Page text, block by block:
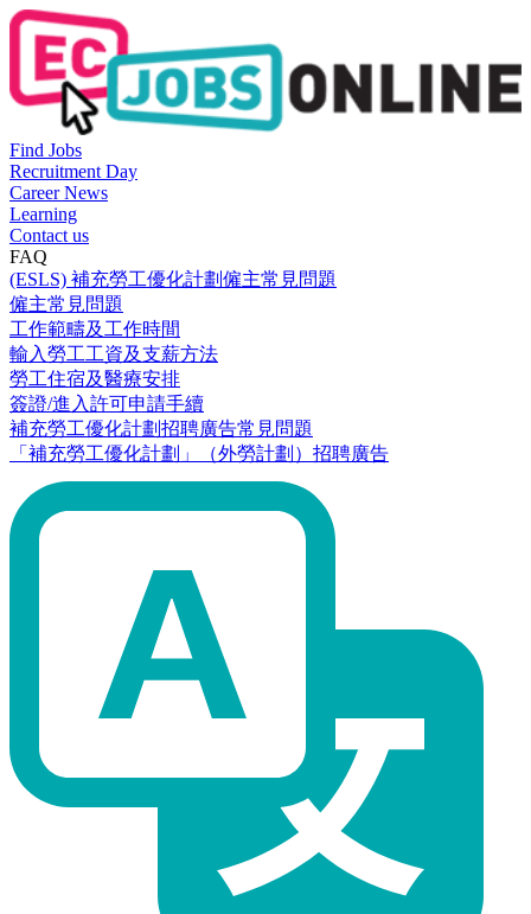
Find Jobs
Recruitment Day
Career News
Learning
Contact us
FAQ
(ESLS) 補充勞工優化計劃僱主常見問題
僱主常見問題
工作範疇及工作時間
輸入勞工工資及支薪方法
勞工住宿及醫療安排
簽證/進入許可申請手續
補充勞工優化計劃招聘廣告常見問題
「補充勞工優化計劃」（外勞計劃）招聘廣告